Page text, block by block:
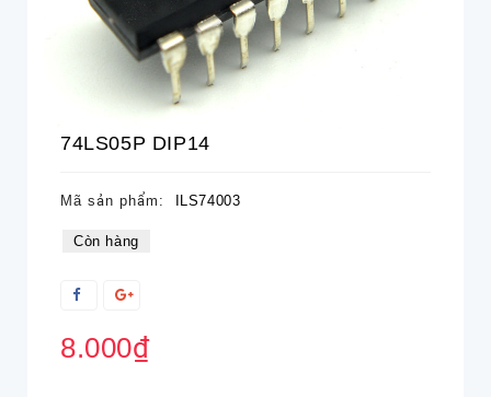
74LS05P DIP14
Mã sản phẩm: ILS74003
Còn hàng
8.000₫